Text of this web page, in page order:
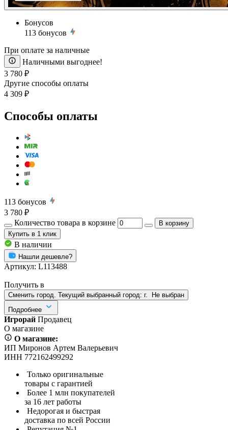
Бонусов
113 бонусов
При оплате за наличные
Наличными выгоднее!
3 780 ₽
Другие способы оплаты
4 309 ₽
Способы оплаты
113 бонусов
3 780 ₽
Количество товара в корзине
В корзину
Купить в 1 клик
В наличии
Нашли дешевле?
Артикул: L113488
Получить в
Сменить город. Текущий выбранный город: г.
Не выбран
Подробнее
Игрорай Продавец
О магазине
О магазине:
ИП Миронов Артем Валерьевич
ИНН 772162499292
Только оригинальные
товары с гарантией
Более 1 млн покупателей
за 16 лет работы
Недорогая и быстрая
доставка по всей России